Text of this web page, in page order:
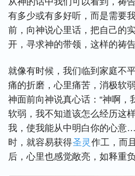
有多少或有多好听，而是需要
前，向神说心里话，把自己的
开，寻求神的带领，这样的祷
就像有时候，我们临到家庭不
痛的折磨，心里痛苦，消极软
神面前向神说真心话：“神啊，
软弱，我不知道该怎么经历这
我，使我能从中明白你的心意
时，就容易获得圣灵 作工，而
后，心里也感觉敞亮，如释重负